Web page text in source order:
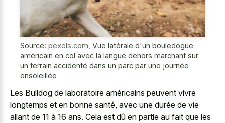
Source: pexels.com Vue latérale d'un bouledogue
américain en col avec la langue dehors marchant sur
un terrain accidenté dans un parc par une journée
ensoleillée
Les Bulldog de laboratoire américains peuvent vivre
longtemps et en bonne santé, avec une durée de vie
allant de 11 à 16 ans. Cela est dû en partie au fait que les